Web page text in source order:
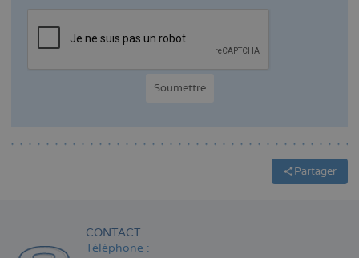
Partager
CONTACT
Téléphone :